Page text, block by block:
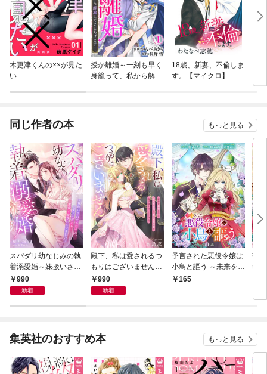
木更津くんの××が見た
い
授か離婚～一刻も早く
身籠って、私から解放
18歳、新妻、不倫しま
す。【マイクロ】
れ
同じ作者の本 もっと見る
スパダリ幼なじみの執
着溺愛婚～妹扱いされ
てるはずが、ずっと前
から重甘く愛されてい
990
新着
殿下、私は愛されるつ
もりはございません～
前世で毒殺された元王
太子妃は、愛なき契約
990
新着
予言された悪役令嬢は
小鳥と謳う ～未来を知
る専属執事に「君を救
165
強
着
集英社のおすすめ本 もっと見る